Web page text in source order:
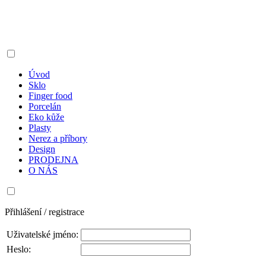
Úvod
Sklo
Finger food
Porcelán
Eko kůže
Plasty
Nerez a příbory
Design
PRODEJNA
O NÁS
Přihlášení / registrace
Uživatelské jméno:
Heslo: